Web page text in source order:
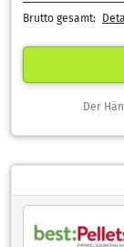
Brutto gesamt:
Der